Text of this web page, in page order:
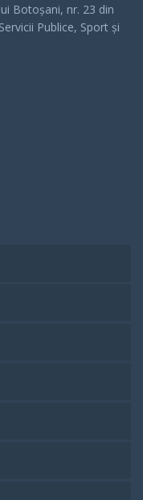
Botoșani, nr. 23 din
Publice, Sport și